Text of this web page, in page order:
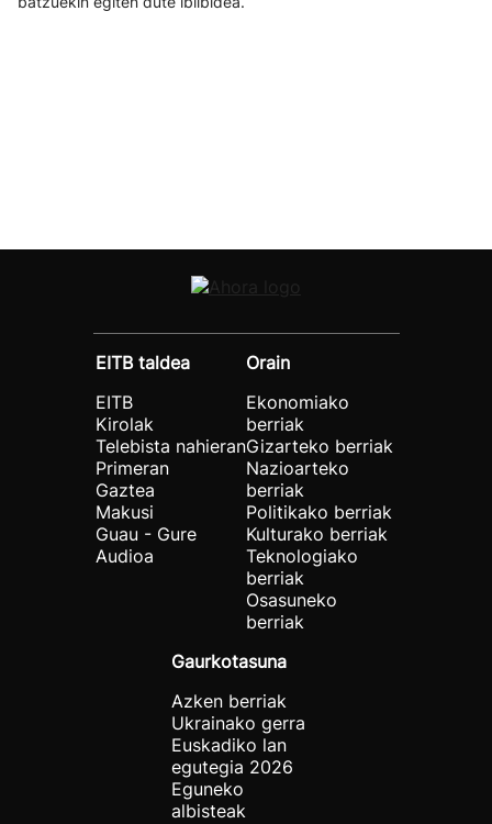
EITB taldea
EITB
Kirolak
Telebista nahieran
Primeran
Gaztea
Makusi
Guau - Gure
Audioa
Orain
Ekonomiako
berriak
Gizarteko berriak
Nazioarteko
berriak
Politikako berriak
Kulturako berriak
Teknologiako
berriak
Osasuneko
berriak
Gaurkotasuna
Azken berriak
Ukrainako gerra
Euskadiko lan
egutegia 2026
Eguneko
albisteak